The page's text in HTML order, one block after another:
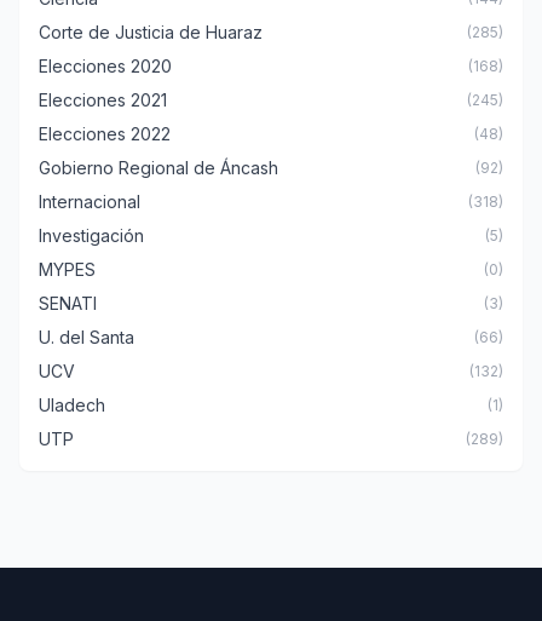
Corte de Justicia de Huaraz (285)
Elecciones 2020 (168)
Elecciones 2021 (245)
Elecciones 2022 (48)
Gobierno Regional de Áncash (92)
Internacional (318)
Investigación (5)
MYPES (0)
SENATI (3)
U. del Santa (66)
UCV (132)
Uladech (1)
UTP (289)